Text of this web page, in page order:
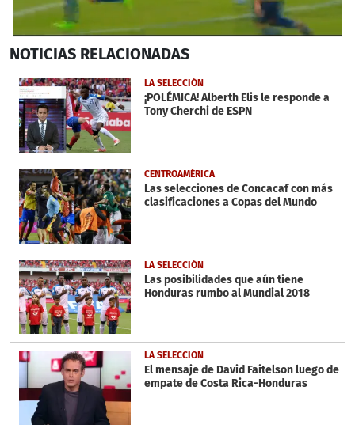
seconds
43
seconds
NOTICIAS RELACIONADAS
LA SELECCIÓN
¡POLÉMICA! Alberth Elis le responde a
Tony Cherchi de ESPN
CENTROAMÉRICA
Las selecciones de Concacaf con más
clasificaciones a Copas del Mundo
LA SELECCIÓN
Las posibilidades que aún tiene
Honduras rumbo al Mundial 2018
LA SELECCIÓN
El mensaje de David Faitelson luego de
empate de Costa Rica-Honduras